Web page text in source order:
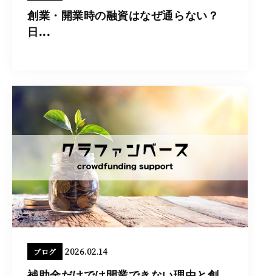
創業・開業時の融資はなぜ通らない？
日...
ブログ 2026.02.14